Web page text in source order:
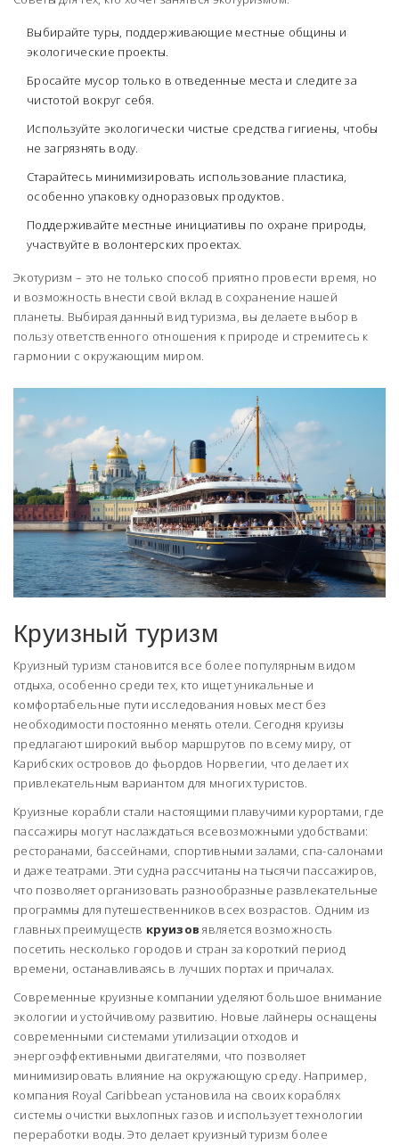
Выбирайте туры, поддерживающие местные общины и
экологические проекты.
Бросайте мусор только в отведенные места и следите за
чистотой вокруг себя.
Используйте экологически чистые средства гигиены, чтобы
не загрязнять воду.
Старайтесь минимизировать использование пластика,
особенно упаковку одноразовых продуктов.
Поддерживайте местные инициативы по охране природы,
участвуйте в волонтерских проектах.
Экотуризм – это не только способ приятно провести время, но
и возможность внести свой вклад в сохранение нашей
планеты. Выбирая данный вид туризма, вы делаете выбор в
пользу ответственного отношения к природе и стремитесь к
гармонии с окружающим миром.
Круизный туризм
Круизный туризм становится все более популярным видом
отдыха, особенно среди тех, кто ищет уникальные и
комфортабельные пути исследования новых мест без
необходимости постоянно менять отели. Сегодня круизы
предлагают широкий выбор маршрутов по всему миру, от
Карибских островов до фьордов Норвегии, что делает их
привлекательным вариантом для многих туристов.
Круизные корабли стали настоящими плавучими курортами, где
пассажиры могут наслаждаться всевозможными удобствами:
ресторанами, бассейнами, спортивными залами, спа-салонами
и даже театрами. Эти судна рассчитаны на тысячи пассажиров,
что позволяет организовать разнообразные развлекательные
программы для путешественников всех возрастов. Одним из
главных преимуществ круизов является возможность
посетить несколько городов и стран за короткий период
времени, останавливаясь в лучших портах и причалах.
Современные круизные компании уделяют большое внимание
экологии и устойчивому развитию. Новые лайнеры оснащены
современными системами утилизации отходов и
энергоэффективными двигателями, что позволяет
минимизировать влияние на окружающую среду. Например,
компания Royal Caribbean установила на своих кораблях
системы очистки выхлопных газов и использует технологии
переработки воды. Это делает круизный туризм более